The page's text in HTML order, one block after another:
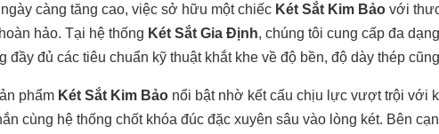
càng tăng cao, việc sở hữu một chiếc Két Sắt Kim Bảo với
hảo. Tại hệ thống Két Sắt Gia Định, chúng tôi cung cấp đa
đầy đủ các tiêu chuẩn kỹ thuật khắt khe về độ bền, độ dày thép
phẩm Két Sắt Kim Bảo nổi bật nhờ kết cấu chịu lực vượt trội với
cùng hệ thống chốt khóa đúc đặc xuyên sâu vào lòng két. Bên